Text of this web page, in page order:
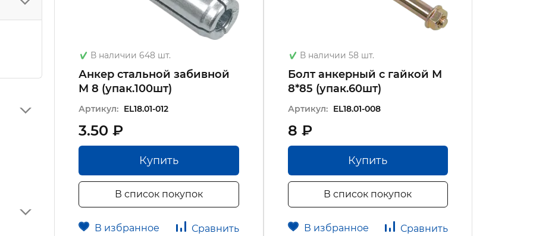
В наличии 648 шт.
Анкер стальной забивной
М 8 (упак.100шт)
Артикул: EL18.01-012
3.50 ₽
Купить
В список покупок
В избранное Сравнить
В наличии 58 шт.
Болт анкерный с гайкой М
8*85 (упак.60шт)
Артикул: EL18.01-008
8 ₽
Купить
В список покупок
В избранное Сравнить